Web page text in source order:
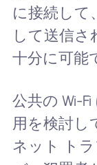
に接続して
して送信さ
十分に可能
公共の Wi-
用を検討し
ネット ト